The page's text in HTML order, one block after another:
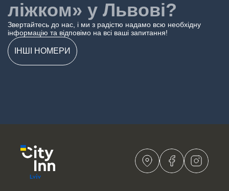
функціональності, яке забезпечує ідеальне
перебування для кожного гостя.
Ознайомтеся з іншими номерами → Забезпечте
собі незабутній відпочинок у найкращих умовах!
ліжком» у Львові?
Звертайтесь до нас, і ми з радістю надамо всю необхідну
інформацію та відповімо на всі ваші запитання!
ІНШІ НОМЕРИ